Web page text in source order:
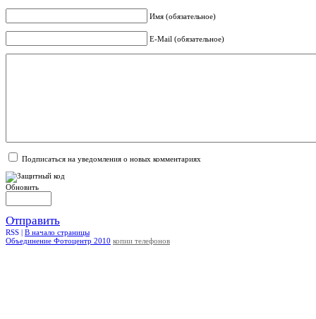
Имя (обязательное)
E-Mail (обязательное)
Подписаться на уведомления о новых комментариях
Обновить
Отправить
RSS | В начало страницы
Объединение Фотоцентр 2010 копии телефонов